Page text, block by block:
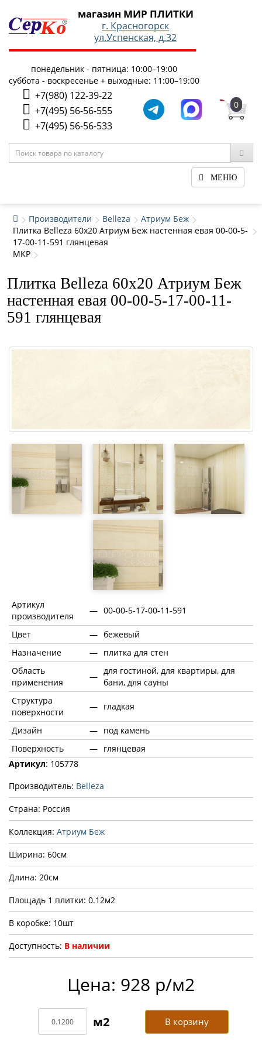
магазин МИР ПЛИТКИ
г. Красногорск
ул.Успенская, д.32
понедельник - пятница: 10:00–19:00
суббота - воскресенье + выходные: 11:00–19:00
+7(980) 122-39-22
+7(495) 56-56-555
+7(495) 56-56-533
0
МЕНЮ
Производители Belleza
Атриум Беж
Плитка Belleza 60x20 Атриум Беж настенная евая 00-00-5-
17-00-11-591 глянцевая
MKP
Плитка Belleza 60x20 Атриум Беж
настенная евая 00-00-5-17-00-11-
591 глянцевая
Артикул
производителя
— 00-00-5-17-00-11-591
Цвет — бежевый
Назначение
— плитка для стен
Область
применения
—
для гостиной, для квартиры, для
бани, для сауны
Структура
поверхности
— гладкая
Дизайн — под камень
Поверхность
— глянцевая
Артикул: 105778
Производитель: Belleza
Страна: Россия
Коллекция: Атриум Беж
Ширина: 60см
Длина: 20см
Площадь 1 плитки: 0.12м2
В коробке: 10шт
Доступность: В наличии
Цена: 928 р/м2
В корзину